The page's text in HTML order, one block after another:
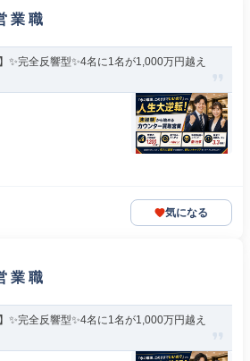
業 職
✨完全反響型✨4名に1名が1,000万円越え
気になる
業 職
✨完全反響型✨4名に1名が1,000万円越え